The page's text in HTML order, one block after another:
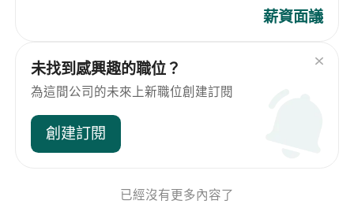
薪資面議
未找到感興趣的職位？
為這間公司的未來上新職位創建訂閱
創建訂閱
已經沒有更多內容了